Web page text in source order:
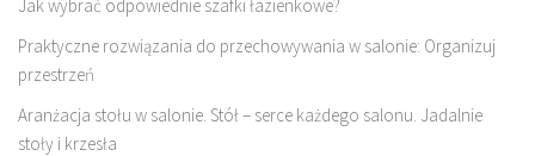
Jak wybrać odpowiednie szafki łazienkowe?
Praktyczne rozwiązania do przechowywania w salonie: Organizuj
przestrzeń
Aranżacja stołu w salonie. Stół – serce każdego salonu. Jadalnie
stoły i krzesła